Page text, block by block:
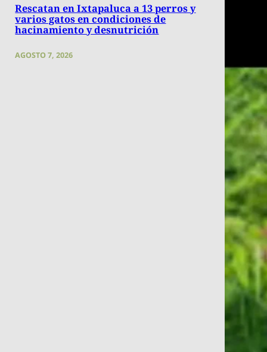
Rescatan en Ixtapaluca a 13 perros y
varios gatos en condiciones de
hacinamiento y desnutrición
AGOSTO 7, 2026